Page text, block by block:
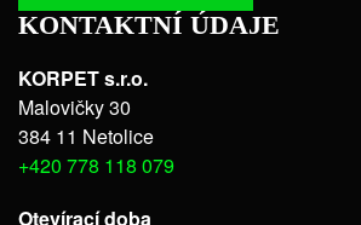
KONTAKTNÍ ÚDAJE
KORPET s.r.o.
Malovičky 30
384 11 Netolice
+420 778 118 079
Otevírací doba